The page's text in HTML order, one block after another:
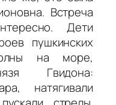
Встреча
Дети
пушкинских
на море,
Гвидона:
натягивали